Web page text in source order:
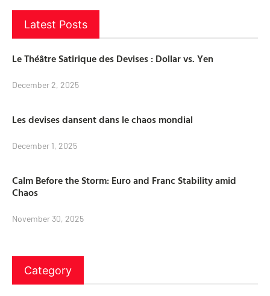
Latest Posts
Le Théâtre Satirique des Devises : Dollar vs. Yen
December 2, 2025
Les devises dansent dans le chaos mondial
December 1, 2025
Calm Before the Storm: Euro and Franc Stability amid
Chaos
November 30, 2025
Category